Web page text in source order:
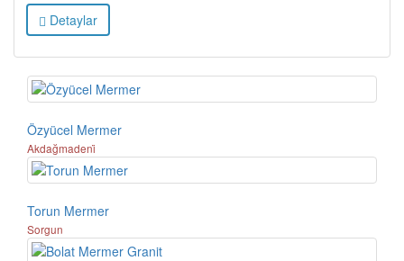
Detaylar
Özyücel Mermer
Akdağmadeni̇
Torun Mermer
Sorgun